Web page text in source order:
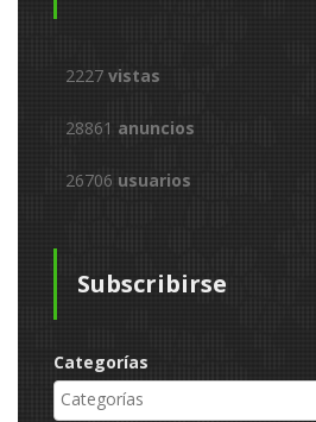
2227 vistas
28861 anuncios
26706 usuarios
Subscribirse
Categorías